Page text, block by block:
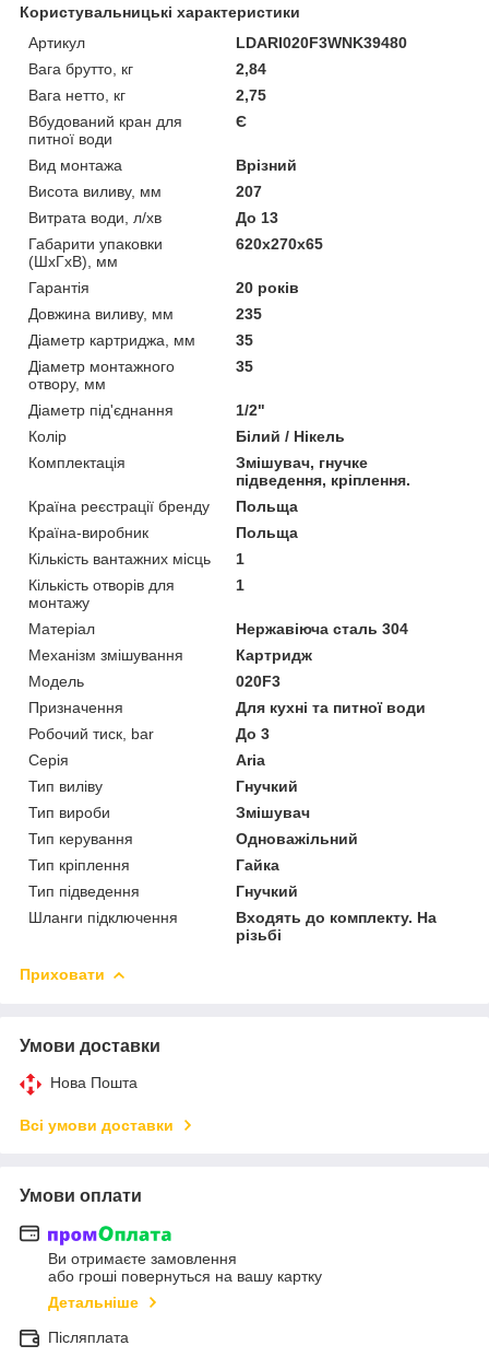
Користувальницькі характеристики
Артикул
LDARI020F3WNK39480
Вага брутто, кг
2,84
Вага нетто, кг
2,75
Вбудований кран для
питної води
Є
Вид монтажа
Врізний
Висота виливу, мм
207
Витрата води, л/хв
До 13
Габарити упаковки
(ШхГхВ), мм
620х270х65
Гарантія
20 років
Довжина виливу, мм
235
Діаметр картриджа, мм
35
Діаметр монтажного
отвору, мм
35
Діаметр під'єднання
1/2"
Колір
Білий / Нікель
Комплектація
Змішувач, гнучке
підведення, кріплення.
Країна реєстрації бренду
Польща
Країна-виробник
Польща
Кількість вантажних місць
1
Кількість отворів для
монтажу
1
Матеріал
Нержавіюча сталь 304
Механізм змішування
Картридж
Модель
020F3
Призначення
Для кухні та питної води
Робочий тиск, bar
До 3
Серія
Aria
Тип виліву
Гнучкий
Тип вироби
Змішувач
Тип керування
Одноважільний
Тип кріплення
Гайка
Тип підведення
Гнучкий
Шланги підключення
Входять до комплекту. На
різьбі
Приховати
Умови доставки
Нова Пошта
Всі умови доставки
Умови оплати
Ви отримаєте замовлення
або гроші повернуться на вашу картку
Детальніше
Післяплата